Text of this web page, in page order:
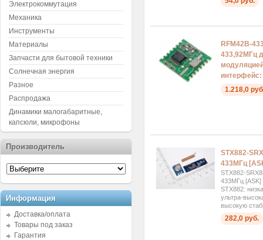
RFM42B-
433,92МГц
1.218,0
STX882-
433МГц
STX882-
433МГц
STX882:
ультра-
высокую
282,0 руб.
Электрокоммутация
Механика
Инструменты
Материалы
Запчасти для бытовой техники
Солнечная энергия
Разное
Распродажа
Динамики малогабаритные,
капсюли, микрофоны
Производитель
Информация
Доставка/оплата
Товары под заказ
Гарантия